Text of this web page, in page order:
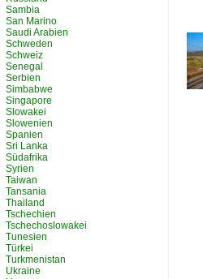
Sambia
San Marino
Saudi Arabien
Schweden
Schweiz
Senegal
Serbien
Simbabwe
Singapore
Slowakei
Slowenien
Spanien
Sri Lanka
Südafrika
Syrien
Taiwan
Tansania
Thailand
Tschechien
Tschechoslowakei
Tunesien
Türkei
Turkmenistan
Ukraine